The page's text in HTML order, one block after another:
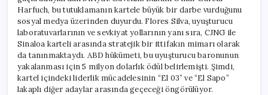
Harfuch, bu tutuklamanın kartele büyük bir darbe vurduğunu
sosyal medya üzerinden duyurdu. Flores Silva, uyuşturucu
laboratuvarlarının ve sevkiyat yollarının yanı sıra, CJNG ile
Sinaloa karteli arasında stratejik bir ittifakın mimarı olarak
da tanınmaktaydı. ABD hükümeti, bu uyuşturucu baronunun
yakalanması için 5 milyon dolarlık ödül belirlemişti. Şimdi,
kartel içindeki liderlik mücadelesinin “El 03” ve “El Sapo”
lakaplı diğer adaylar arasında geçeceği öngörülüyor.